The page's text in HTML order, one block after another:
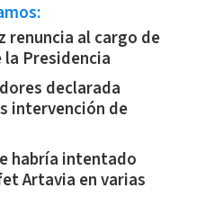
renuncia al cargo de
Presidencia
declarada
intervención de
habría intentado
Artavia en varias